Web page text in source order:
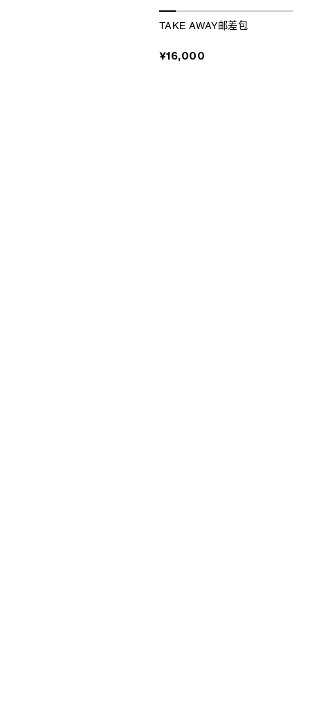
TAKE AWAY邮差包
¥16,000